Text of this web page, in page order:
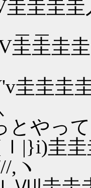
圭圭
V圭
圭圭
＼
とやっ
|}i)圭
,ヽ